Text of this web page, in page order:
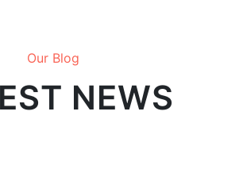
Our Blog
NEWS